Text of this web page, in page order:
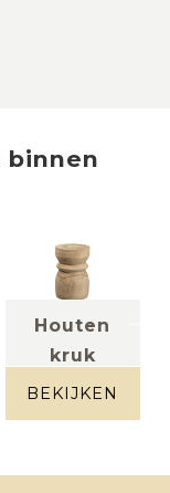
binnen
Houten
kruk
Bikkel
hout
BEKIJKEN